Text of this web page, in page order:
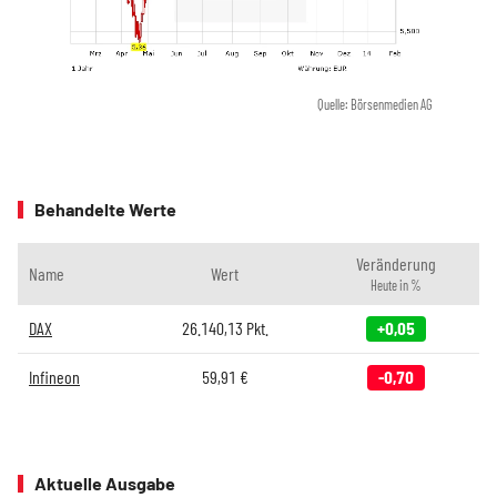
Quelle: Börsenmedien AG
Behandelte Werte
Name Wert Veränderung
Heute in %
DAX 26.140,13 Pkt. +0,05
Infineon 59,91 € -0,70
Aktuelle Ausgabe